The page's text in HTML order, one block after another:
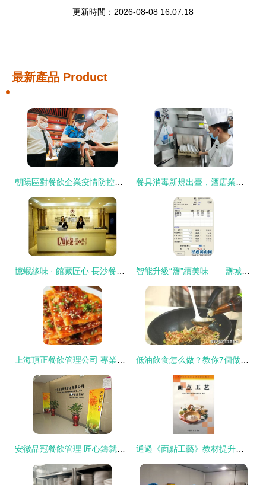
更新時間：2026-08-08 16:07:18
最新產品 Product
朝陽區對餐飲企業疫情防控工作開展監督檢查 聚焦酒店管理薄弱環節 餐具消毒新規出臺，酒店業需警醒 大連市市場監管局發布加強復用餐飲具消毒管理告知書
憶蝦緣味 · 館藏匠心 長沙餐飲與酒店管理的跨界融合探索 智能升級“鹽”續美味——鹽城餐飲管理軟件助力本地餐飲業提質增效
上海頂正餐飲管理公司 專業酒店管理供應新標桿 低油飲食怎么做？教你7個做菜小技巧，多油變少油控制在3小勺內
安徽品冠餐飲管理 匠心鑄就品質餐飲新時代 通過《面點工藝》教材提升酒店烹飪職業素養